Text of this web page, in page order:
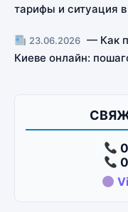
тарифы и ситуация
23.06.2026 — Как
Киеве онлайн: